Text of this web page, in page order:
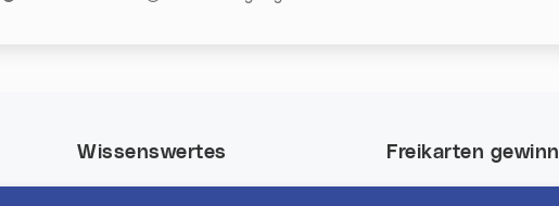
Wissenswertes Freikarten